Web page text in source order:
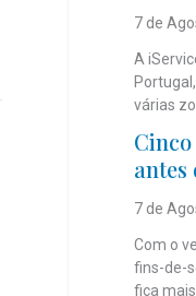
7 de
A
várias
antes
7 de
Com o
fins-de-
fica